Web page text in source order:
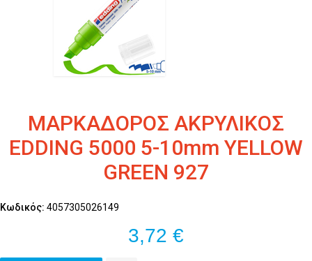
ΜΑΡΚΑΔΟΡΟΣ ΑΚΡΥΛΙΚΟΣ
EDDING 5000 5-10mm YELLOW
GREEN 927
Κωδικός: 4057305026149
3,72 €